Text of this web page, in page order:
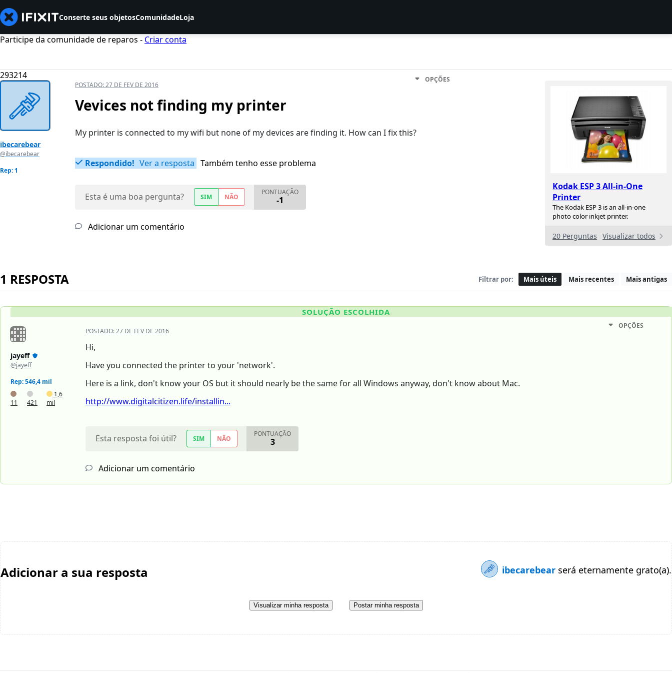
Conserte seus objetosComunidadeLoja
Participe da comunidade de reparos - Criar conta
293214
Kodak ESP 3 All-in-One
Printer
The Kodak ESP 3 is an all-in-one
photo color inkjet printer.
20 Perguntas Visualizar todos
ibecarebear
@ibecarebear
Rep: 1
POSTADO:27 DE FEV DE 2016
OPÇÕES
Vevices not finding my printer
My printer is connected to my wifi but none of my devices are finding it. How can I fix this?
Respondido! Ver a resposta Também tenho esse problema
Esta é uma boa pergunta? SIM NÃO
PONTUAÇÃO
-1
Adicionar um comentário
1 RESPOSTA Filtrar por: Mais úteis Mais recentes Mais antigas
SOLUÇÃO ESCOLHIDA
jayeff
@jayeff
Rep: 546,4 mil
11 421
1,6
mil
POSTADO:27 DE FEV DE 2016
OPÇÕES
Hi,
Have you connected the printer to your 'network'.
Here is a link, don't know your OS but it should nearly be the same for all Windows anyway, don't know about Mac.
http://www.digitalcitizen.life/installin...
Esta resposta foi útil? SIM NÃO
PONTUAÇÃO
3
Adicionar um comentário
Adicionar a sua resposta ibecarebear será eternamente grato(a).
Visualizar minha resposta Postar minha resposta